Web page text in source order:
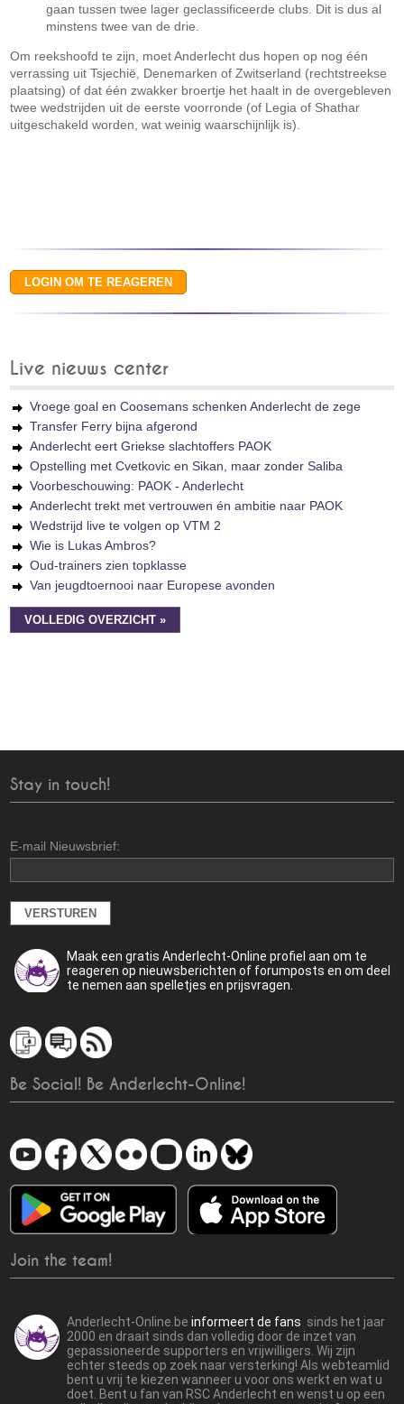
gaan tussen twee lager geclassificeerde clubs. Dit is dus al
minstens twee van de drie.
Om reekshoofd te zijn, moet Anderlecht dus hopen op nog één
verrassing uit Tsjechië, Denemarken of Zwitserland (rechtstreekse
plaatsing) of dat één zwakker broertje het haalt in de overgebleven
twee wedstrijden uit de eerste voorronde (of Legia of Shathar
uitgeschakeld worden, wat weinig waarschijnlijk is).
Live nieuws center
Vroege goal en Coosemans schenken Anderlecht de zege
Transfer Ferry bijna afgerond
Anderlecht eert Griekse slachtoffers PAOK
Opstelling met Cvetkovic en Sikan, maar zonder Saliba
Voorbeschouwing: PAOK - Anderlecht
Anderlecht trekt met vertrouwen én ambitie naar PAOK
Wedstrijd live te volgen op VTM 2
Wie is Lukas Ambros?
Oud-trainers zien topklasse
Van jeugdtoernooi naar Europese avonden
VOLLEDIG OVERZICHT »
Stay in touch!
E-mail Nieuwsbrief:
Maak een gratis Anderlecht-Online profiel aan om te
reageren op nieuwsberichten of forumposts en om deel
te nemen aan spelletjes en prijsvragen.
Be Social! Be Anderlecht-Online!
Join the team!
Anderlecht-Online.beinformeert de fans sinds het jaar
2000 en draait sinds dan volledig door de inzet van
gepassioneerde supporters en vrijwilligers. Wij zijn
echter steeds op zoek naar versterking! Als webteamlid
bent u vrij te kiezen wanneer u voor ons werkt en wat u
doet. Bent u fan van RSC Anderlecht en wenst u op een